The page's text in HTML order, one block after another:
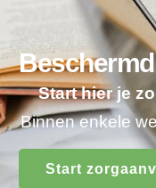
Start hier je
Binnen enkele
Start